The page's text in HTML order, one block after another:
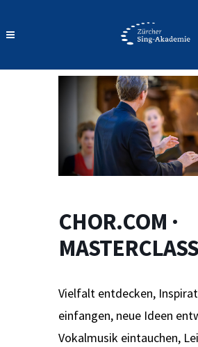
CHOR.COM ·
MASTERCLASS
Vielfalt entdecken,
einfangen, neue Ideen
Vokalmusik eintauchen,